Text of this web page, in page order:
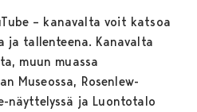
– kanavalta voit katsoa
ja tallenteena. Kanavalta
muun muassa
Museossa, Rosenlew-
näyttelyssä ja Luontotalo